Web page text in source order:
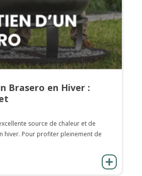
Brasero en Hiver :
source de chaleur et de
hiver. Pour profiter pleinement de